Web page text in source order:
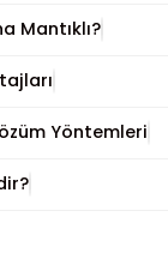
Mantıklı?
Yöntemleri